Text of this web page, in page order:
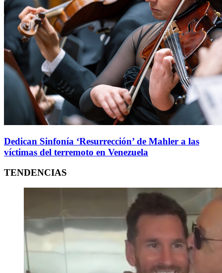
Dedican Sinfonía ‘Resurrección’ de Mahler a las
víctimas del terremoto en Venezuela
TENDENCIAS